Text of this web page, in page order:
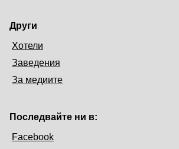
Други
Хотели
Заведения
За медиите
Последвайте ни в:
Facebook